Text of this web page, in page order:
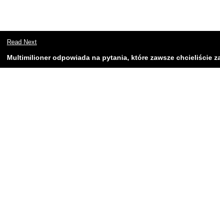
Read Next
Multimilioner odpowiada na pytania, które zawsze chcieliście